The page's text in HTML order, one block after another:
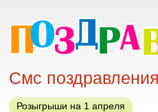
Смс
Розыгрыши на 1 апреля